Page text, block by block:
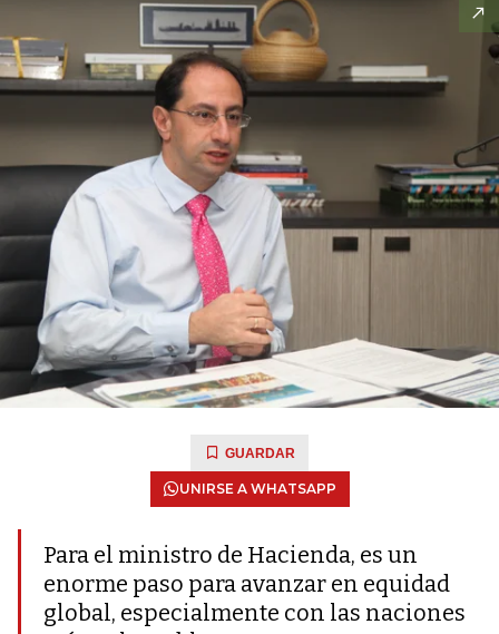
GUARDAR
UNIRSE A WHATSAPP
Para el ministro de Hacienda, es un
enorme paso para avanzar en equidad
global, especialmente con las naciones